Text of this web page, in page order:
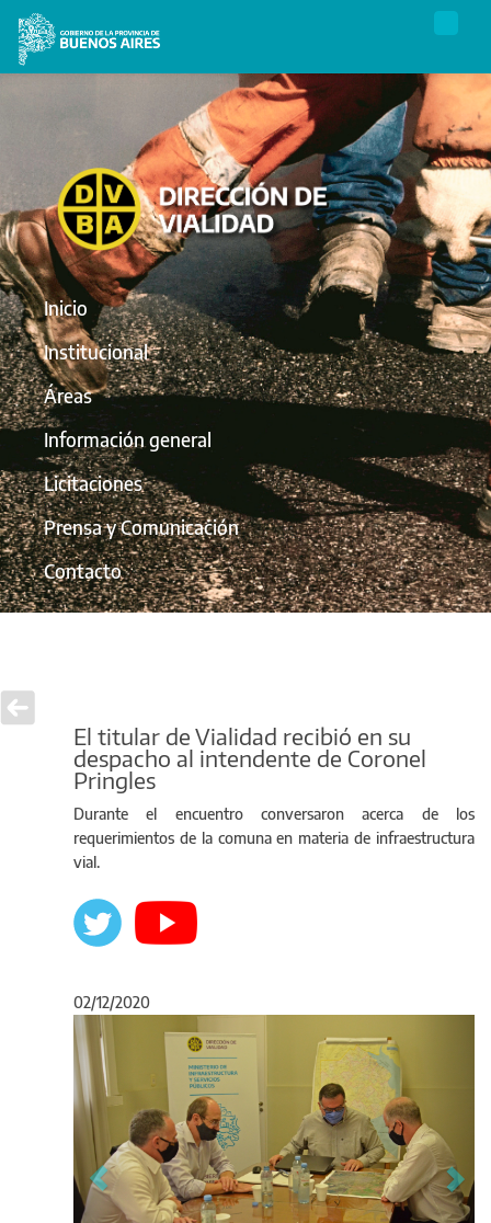
Inicio
Institucional
Áreas
Información general
Licitaciones
Prensa y Comunicación
Contacto
El titular de Vialidad recibió en su
despacho al intendente de Coronel
Pringles
Durante el encuentro conversaron acerca de los
requerimientos de la comuna en materia de infraestructura
vial.
02/12/2020
Anterior